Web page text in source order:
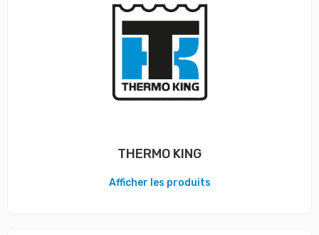
THERMO KING
Afficher les produits